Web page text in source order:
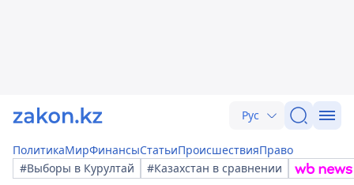
Рус
ПолитикаМирФинансыСтатьиПроисшествияПраво
#Выборы в Курултай
#Казахстан в сравнении